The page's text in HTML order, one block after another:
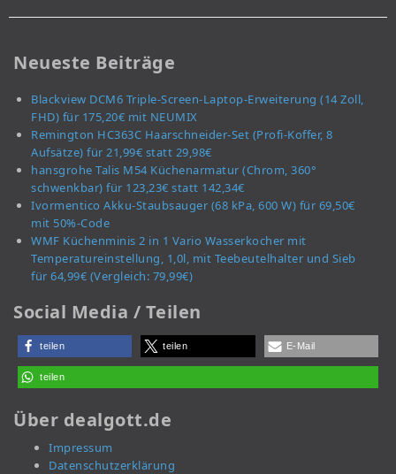
Neueste Beiträge
Blackview DCM6 Triple-Screen-Laptop-Erweiterung (14 Zoll,
FHD) für 175,20€ mit NEUMIX
Remington HC363C Haarschneider-Set (Profi-Koffer, 8
Aufsätze) für 21,99€ statt 29,98€
hansgrohe Talis M54 Küchenarmatur (Chrom, 360°
schwenkbar) für 123,23€ statt 142,34€
Ivormentico Akku-Staubsauger (68 kPa, 600 W) für 69,50€
mit 50%-Code
WMF Küchenminis 2 in 1 Vario Wasserkocher mit
Temperatureinstellung, 1,0l, mit Teebeutelhalter und Sieb
für 64,99€ (Vergleich: 79,99€)
Social Media / Teilen
teilen teilen E-Mail
teilen
Über dealgott.de
Impressum
Datenschutzerklärung